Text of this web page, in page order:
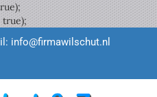
true);
info@firmawilschut.nl